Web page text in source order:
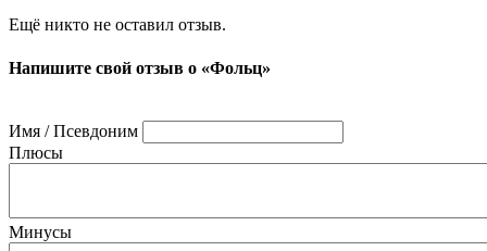
Ещё никто не оставил отзыв.
Напишите свой отзыв о «Фольц»
Имя / Псевдоним
Плюсы
Минусы